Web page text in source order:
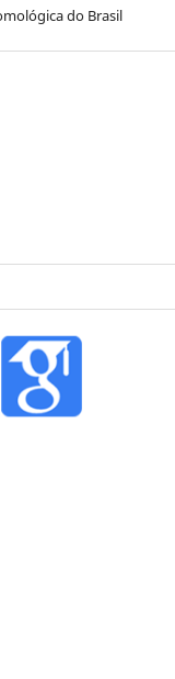
do Brasil